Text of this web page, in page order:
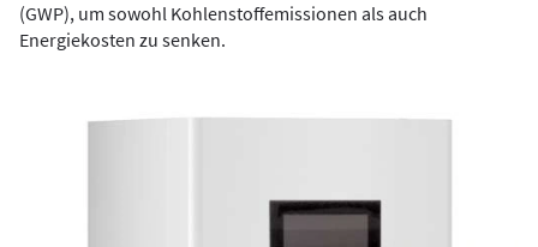
(GWP), um sowohl Kohlenstoffemissionen als auch
Energiekosten zu senken.